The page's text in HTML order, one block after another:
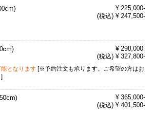
¥ 225,000-
(税込) ¥ 247,500-
¥ 298,000-
(税込) ¥ 327,800-
となります [※予約注文も承ります。ご希望の方はお
¥ 365,000-
(税込) ¥ 401,500-